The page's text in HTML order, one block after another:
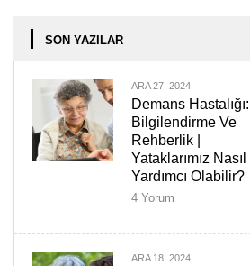
SON YAZILAR
ARA 27, 2024
Demans Hastalığı:
Bilgilendirme Ve
Rehberlik |
Yataklarımız Nasıl
Yardımcı Olabilir?
4 Yorum
ARA 18, 2024